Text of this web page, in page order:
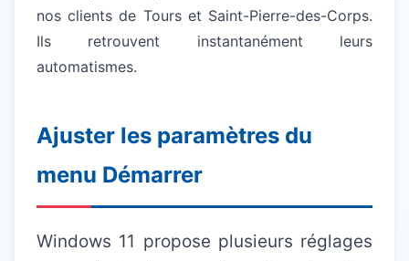
nos clients de Tours et Saint-Pierre-des-Corps.
Ils retrouvent instantanément leurs
automatismes.
Ajuster les paramètres du
menu Démarrer
Windows 11 propose plusieurs réglages